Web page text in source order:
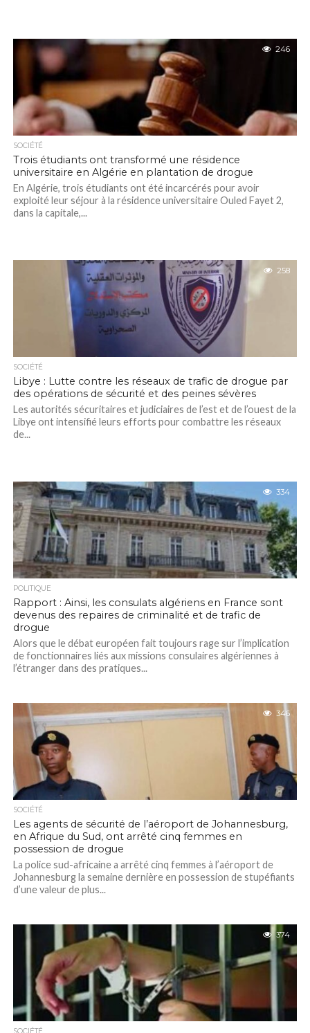
246
SOCIÉTÉ
Trois étudiants ont transformé une résidence
universitaire en Algérie en plantation de drogue
En Algérie, trois étudiants ont été incarcérés pour avoir
exploité leur séjour à la résidence universitaire Ouled Fayet 2,
dans la capitale,...
258
SOCIÉTÉ
Libye : Lutte contre les réseaux de trafic de drogue par
des opérations de sécurité et des peines sévères
Les autorités sécuritaires et judiciaires de l’est et de l’ouest de la
Libye ont intensifié leurs efforts pour combattre les réseaux
de...
334
POLITIQUE
Rapport : Ainsi, les consulats algériens en France sont
devenus des repaires de criminalité et de trafic de
drogue
Alors que le débat européen fait toujours rage sur l’implication
de fonctionnaires liés aux missions consulaires algériennes à
l’étranger dans des pratiques...
346
SOCIÉTÉ
Les agents de sécurité de l’aéroport de Johannesburg,
en Afrique du Sud, ont arrêté cinq femmes en
possession de drogue
La police sud-africaine a arrêté cinq femmes à l’aéroport de
Johannesburg la semaine dernière en possession de stupéfiants
d’une valeur de plus...
374